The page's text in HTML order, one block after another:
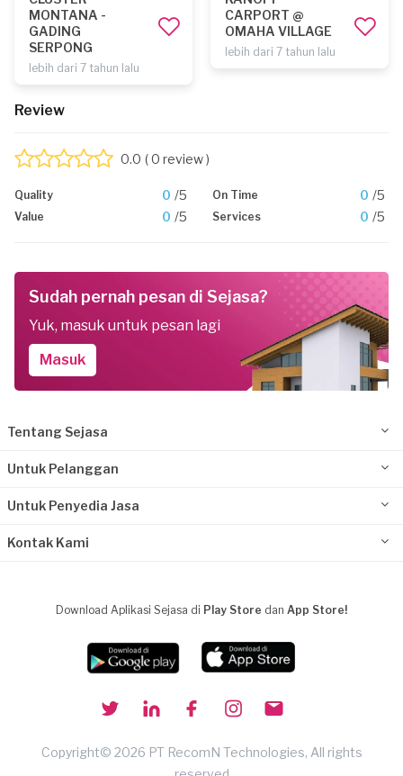
MONTANA -
GADING
SERPONG
lebih dari 7 tahun lalu
CARPORT @
OMAHA VILLAGE
lebih dari 7 tahun lalu
Review
0.0 ( 0 review )
Quality 0 /5 On Time 0 /5
Value 0 /5 Services 0 /5
Sudah pernah pesan di Sejasa?
Yuk, masuk untuk pesan lagi
Masuk
Tentang Sejasa
Untuk Pelanggan
Untuk Penyedia Jasa
Kontak Kami
Download Aplikasi Sejasa di Play Store dan App Store!
Copyright© 2026 PT RecomN Technologies, All rights